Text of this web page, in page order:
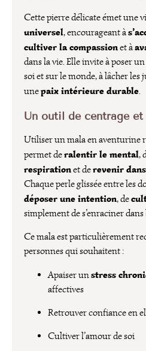
Cette pierre délicate émet une
universel, encourageant à
cultiver la compassionet à
dans la vie. Elle invite à poser
soi et sur le monde, à lâcher
unepaix intérieure durable.
Un outil de centrage
Utiliser un mala en aventurine
permet deralentir le mental,
respirationet derevenir
Chaque perle glissée entre les
déposer une intention, de
simplement de s’enraciner dans
Ce mala est particulièrement
personnes qui souhaitent :
Apaiser unstress
affectives
Retrouver confiance en
Cultiver l’amour de soi